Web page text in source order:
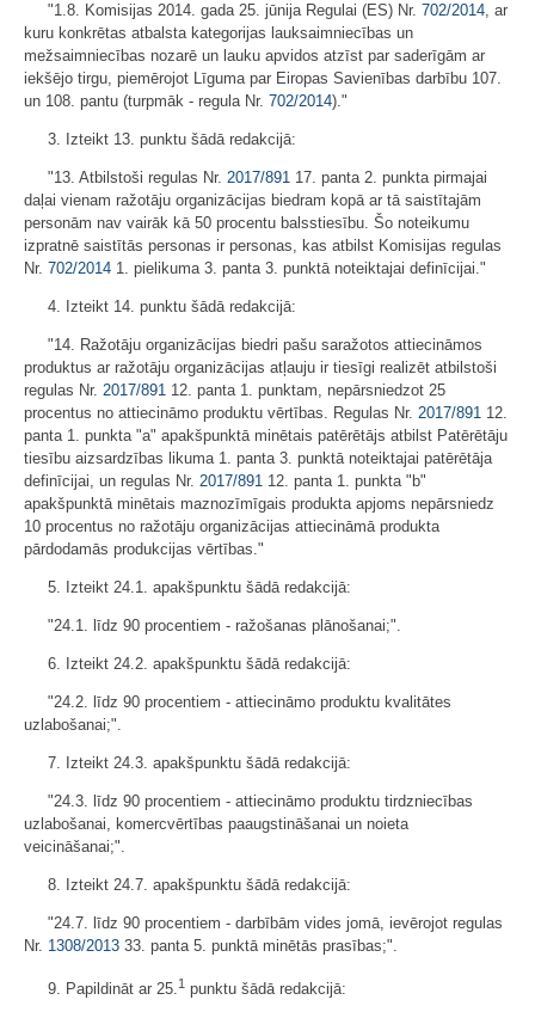
"1.8. Komisijas 2014. gada 25. jūnija Regulai (ES) Nr. 702/2014, ar
kuru konkrētas atbalsta kategorijas lauksaimniecības un
mežsaimniecības nozarē un lauku apvidos atzīst par saderīgām ar
iekšējo tirgu, piemērojot Līguma par Eiropas Savienības darbību 107.
un 108. pantu (turpmāk - regula Nr. 702/2014)."
3. Izteikt 13. punktu šādā redakcijā:
"13. Atbilstoši regulas Nr. 2017/891 17. panta 2. punkta pirmajai
daļai vienam ražotāju organizācijas biedram kopā ar tā saistītajām
personām nav vairāk kā 50 procentu balsstiesību. Šo noteikumu
izpratnē saistītās personas ir personas, kas atbilst Komisijas regulas
Nr. 702/2014 1. pielikuma 3. panta 3. punktā noteiktajai definīcijai."
4. Izteikt 14. punktu šādā redakcijā:
"14. Ražotāju organizācijas biedri pašu saražotos attiecināmos
produktus ar ražotāju organizācijas atļauju ir tiesīgi realizēt atbilstoši
regulas Nr. 2017/891 12. panta 1. punktam, nepārsniedzot 25
procentus no attiecināmo produktu vērtības. Regulas Nr. 2017/891 12.
panta 1. punkta "a" apakšpunktā minētais patērētājs atbilst Patērētāju
tiesību aizsardzības likuma 1. panta 3. punktā noteiktajai patērētāja
definīcijai, un regulas Nr. 2017/891 12. panta 1. punkta "b"
apakšpunktā minētais maznozīmīgais produkta apjoms nepārsniedz
10 procentus no ražotāju organizācijas attiecināmā produkta
pārdodamās produkcijas vērtības."
5. Izteikt 24.1. apakšpunktu šādā redakcijā:
"24.1. līdz 90 procentiem - ražošanas plānošanai;".
6. Izteikt 24.2. apakšpunktu šādā redakcijā:
"24.2. līdz 90 procentiem - attiecināmo produktu kvalitātes
uzlabošanai;".
7. Izteikt 24.3. apakšpunktu šādā redakcijā:
"24.3. līdz 90 procentiem - attiecināmo produktu tirdzniecības
uzlabošanai, komercvērtības paaugstināšanai un noieta
veicināšanai;".
8. Izteikt 24.7. apakšpunktu šādā redakcijā:
"24.7. līdz 90 procentiem - darbībām vides jomā, ievērojot regulas
Nr. 1308/2013 33. panta 5. punktā minētās prasības;".
9. Papildināt ar 25.1 punktu šādā redakcijā: